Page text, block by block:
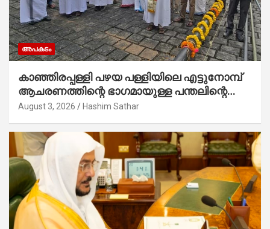
അപകടം
കാഞ്ഞിരപ്പള്ളി പഴയ പള്ളിയിലെ എട്ടുനോമ്പ്
ആചരണത്തിന്റെ ഭാഗമായുള്ള പന്തലിന്റെ
കാൽനാട്ട് കർമ്മം ആർച്ച് പ്രീസ്റ്റ് വെരി.
August 3, 2026 Hashim Sathar